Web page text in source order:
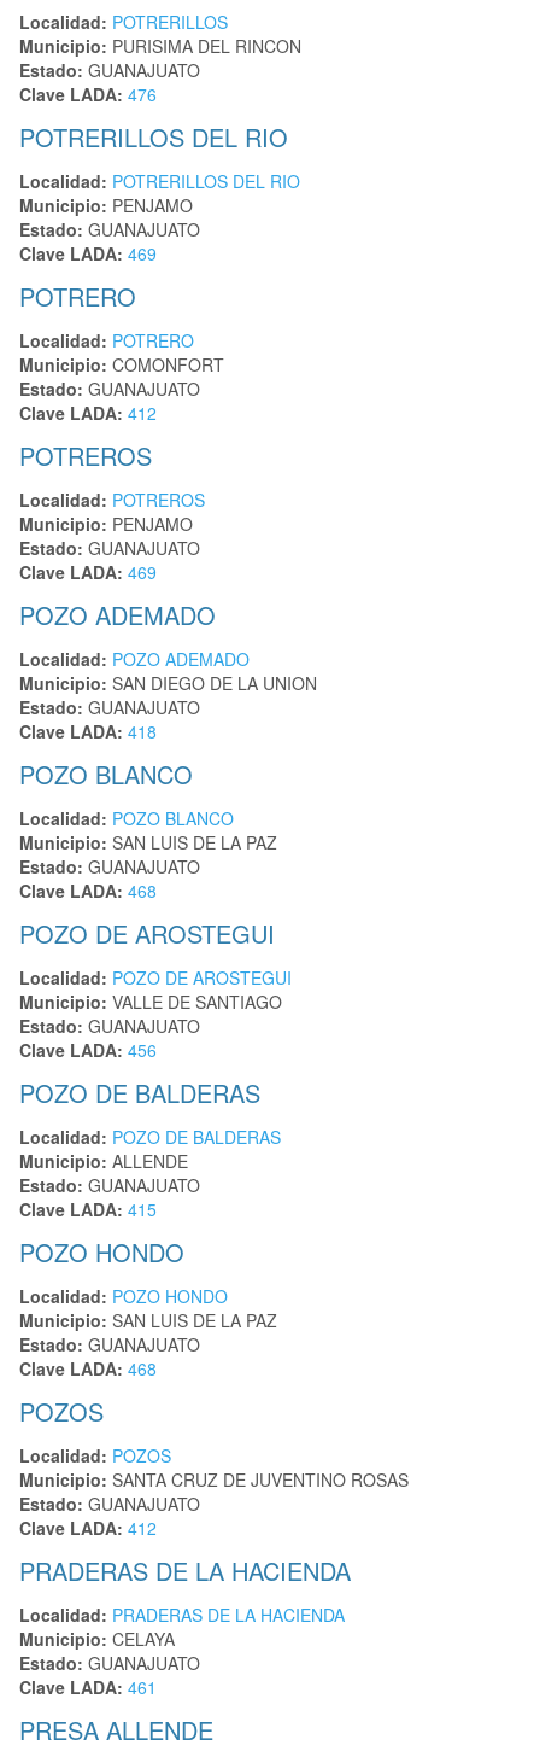
Localidad: POTRERILLOS
Municipio: PURISIMA DEL RINCON
Estado: GUANAJUATO
Clave LADA: 476
POTRERILLOS DEL RIO
Localidad: POTRERILLOS DEL RIO
Municipio: PENJAMO
Estado: GUANAJUATO
Clave LADA: 469
POTRERO
Localidad: POTRERO
Municipio: COMONFORT
Estado: GUANAJUATO
Clave LADA: 412
POTREROS
Localidad: POTREROS
Municipio: PENJAMO
Estado: GUANAJUATO
Clave LADA: 469
POZO ADEMADO
Localidad: POZO ADEMADO
Municipio: SAN DIEGO DE LA UNION
Estado: GUANAJUATO
Clave LADA: 418
POZO BLANCO
Localidad: POZO BLANCO
Municipio: SAN LUIS DE LA PAZ
Estado: GUANAJUATO
Clave LADA: 468
POZO DE AROSTEGUI
Localidad: POZO DE AROSTEGUI
Municipio: VALLE DE SANTIAGO
Estado: GUANAJUATO
Clave LADA: 456
POZO DE BALDERAS
Localidad: POZO DE BALDERAS
Municipio: ALLENDE
Estado: GUANAJUATO
Clave LADA: 415
POZO HONDO
Localidad: POZO HONDO
Municipio: SAN LUIS DE LA PAZ
Estado: GUANAJUATO
Clave LADA: 468
POZOS
Localidad: POZOS
Municipio: SANTA CRUZ DE JUVENTINO ROSAS
Estado: GUANAJUATO
Clave LADA: 412
PRADERAS DE LA HACIENDA
Localidad: PRADERAS DE LA HACIENDA
Municipio: CELAYA
Estado: GUANAJUATO
Clave LADA: 461
PRESA ALLENDE